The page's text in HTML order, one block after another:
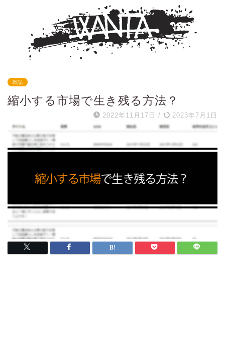
雑記
縮小する市場で生き残る方法？
2022年11月17日 / 2023年7月1日